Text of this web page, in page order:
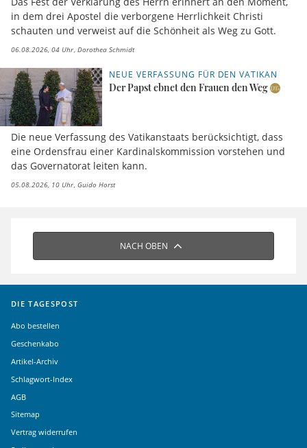
in dem drei Apostel die verborgene Herrlichkeit Christi
schauten und verweist auf die Schönheit als Weg zu Gott.
06.08.2026, 04 Uhr Dorothea Schmidt
NEUE VERFASSUNG FÜR DEN VATIKAN
Der Papst ebnet den Frauen den Weg
Die neue Verfassung des Vatikanstaats berücksichtigt, dass
eine Ordensfrau einer Kardinalskommission vorstehen und
das Governatorat leiten kann.
05.08.2026, 10 Uhr Guido Horst
NACH OBEN
DIE TAGESPOST
Abo bestellen
Geschenkabo
Artikel-Archiv
Schlagwort-Index
AGB
Sitemap
Vertrag widerrufen